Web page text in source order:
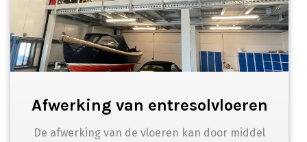
Afwerking van entresolvloeren
De afwerking van de vloeren kan door middel